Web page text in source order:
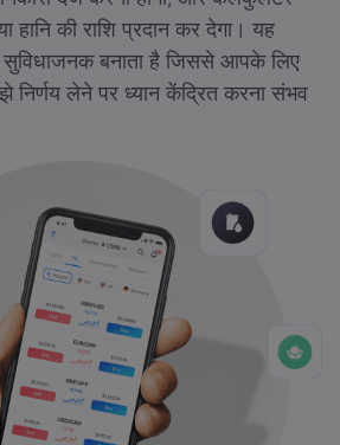
हानि की राशि प्रदान कर देगा। यह
बनाता है जिससे आपके लिए
निर्णय लेने पर ध्यान केंद्रित करना संभव